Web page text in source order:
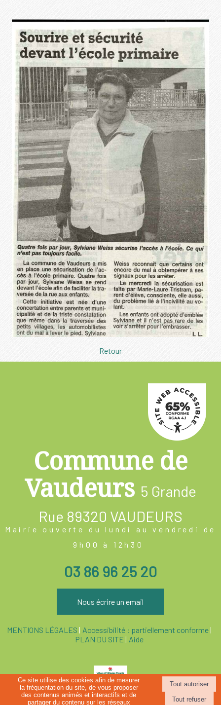
Retour
Commune de
Vaudeurs 5 Grande
Rue 89320 VAUDEURS
Mairie ouverte du lundi au vendredi de
9h00 à 12h30
03 86 96 25 20
Nous écrire un email
MENTIONS LÉGALES
Accessibilité : partiellement conforme
PLAN DU SITE
Aide
Site commercialisé par Centre France Solution Pro
hébergement du site Internet réalisé par Net15
Site administrable CMS
Ce site utilise des cookies afin de mesurer
la fréquentation du site, de vous proposer
des contenus animés et interactifs et de
partager du contenu sur les réseaux